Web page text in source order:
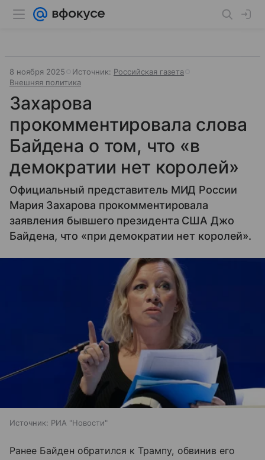
8 ноября 2025 Источник: Российская газета
Внешняя политика
Захарова
прокомментировала слова
Байдена о том, что «в
демократии нет королей»
Официальный представитель МИД России
Мария Захарова прокомментировала
заявления бывшего президента США Джо
Байдена, что «при демократии нет королей».
Источник: РИА "Новости"
Ранее Байден обратился к Трампу, обвинив его